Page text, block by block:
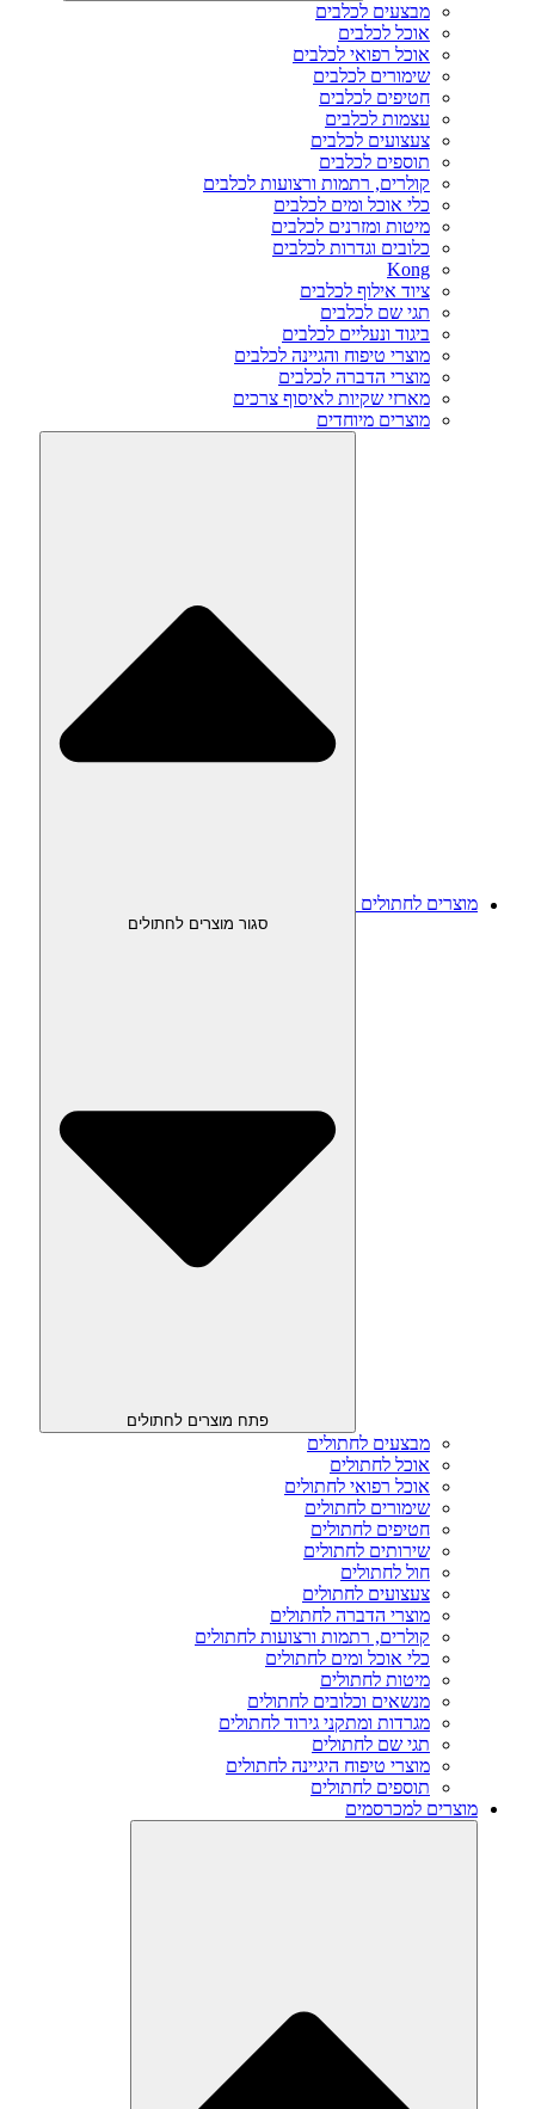
מבצעים לכלבים
אוכל לכלבים
אוכל רפואי לכלבים
שימורים לכלבים
חטיפים לכלבים
עצמות לכלבים
צעצועים לכלבים
תוספים לכלבים
קולרים, רתמות ורצועות לכלבים
כלי אוכל ומים לכלבים
מיטות ומזרנים לכלבים
כלובים וגדרות לכלבים
Kong
ציוד אילוף לכלבים
תגי שם לכלבים
ביגוד ונעליים לכלבים
מוצרי טיפוח והגיינה לכלבים
מוצרי הדברה לכלבים
מארזי שקיות לאיסוף צרכים
מוצרים מיוחדים
מוצרים לחתולים
סגור מוצרים לחתולים
פתח מוצרים לחתולים
מבצעים לחתולים
אוכל לחתולים
אוכל רפואי לחתולים
שימורים לחתולים
חטיפים לחתולים
שירותים לחתולים
חול לחתולים
צעצועים לחתולים
מוצרי הדברה לחתולים
קולרים, רתמות ורצועות לחתולים
כלי אוכל ומים לחתולים
מיטות לחתולים
מנשאים וכלובים לחתולים
מגרדות ומתקני גירוד לחתולים
תגי שם לחתולים
מוצרי טיפוח היגיינה לחתולים
תוספים לחתולים
מוצרים למכרסמים